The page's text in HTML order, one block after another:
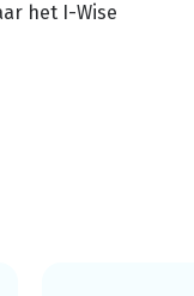
het I-Wise